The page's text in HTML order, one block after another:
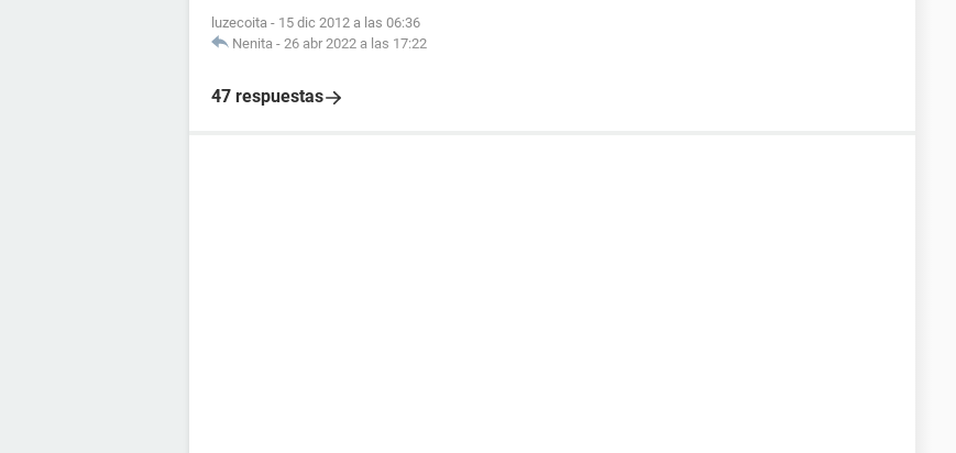
luzecoita - 15 dic 2012 a las 06:36
Nenita - 26 abr 2022 a las 17:22
47 respuestas